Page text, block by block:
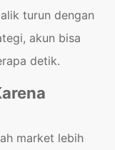
turun dengan
akun bisa
detik.
market lebih